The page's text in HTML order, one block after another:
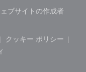
ブサイトの作成者
いウィンドウで開きます))
す))
ィンドウで開きます))
クッキー ポリシー
((新しいウィ
ィンドウで開きます))